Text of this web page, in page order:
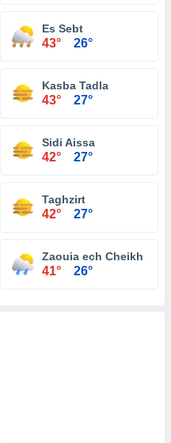
Es Sebt
43° 26°
Kasba Tadla
43° 27°
Sidi Aissa
42° 27°
Taghzirt
42° 27°
Zaouia ech Cheikh
41° 26°